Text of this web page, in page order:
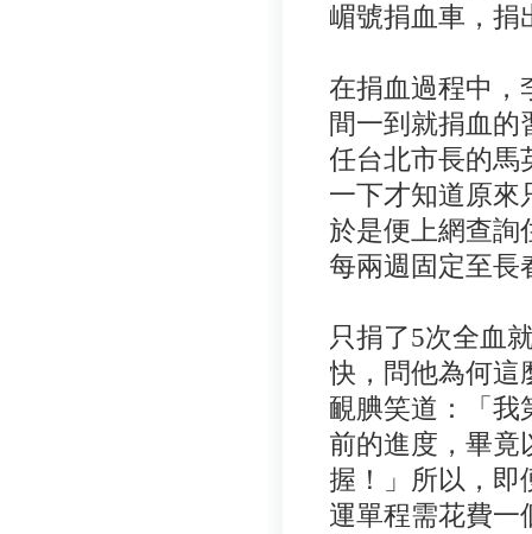
嵋號捐血車，捐
在捐血過程中，
間一到就捐血
任台北市長的馬
一下才知道原來
於是便上網查詢
每兩週固定至長
只捐了5次全血
快，問他為何這
靦腆笑道：「我
前的進度，畢竟
握！」所以，即
運單程需花費一